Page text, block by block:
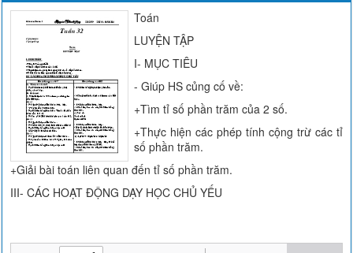
Toán
LUYỆN TẬP
I- MỤC TIÊU
- Giúp HS củng cố về:
+Tìm tỉ số phần trăm của 2 số.
+Thực hiện các phép tính cộng trừ các tỉ
số phần trăm.
+Giải bài toán liên quan đến tỉ số phần trăm.
III- CÁC HOẠT ĐỘNG DẠY HỌC CHỦ YẾU